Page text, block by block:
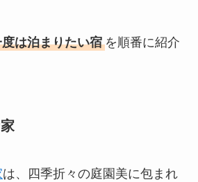
は泊まりたい宿 を順番に紹介
は、四季折々の庭園美に包まれ